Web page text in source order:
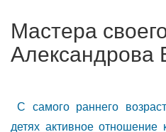
Мастера
Александрова
С самого раннего
детях активное отношение